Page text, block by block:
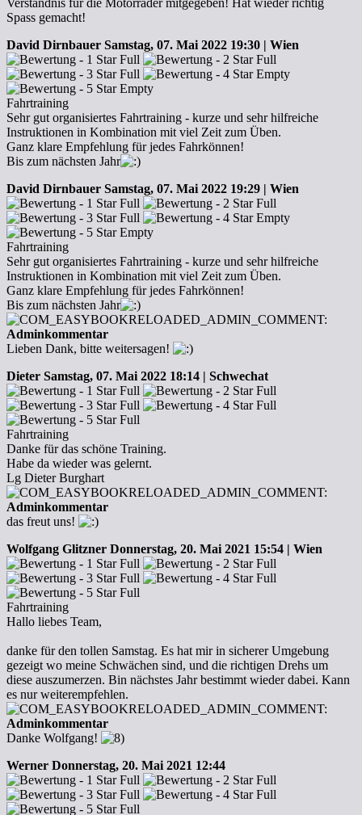
Spass gemacht!
David Dirnbauer Samstag, 07. Mai 2022 19:30 | Wien
Fahrtraining
Sehr gut organisiertes Fahrtraining - kurze und sehr hilfreiche
Instruktionen in Kombination mit viel Zeit zum Üben.
Ganz klare Empfehlung für jedes Fahrkönnen!
Bis zum nächsten Jahr
David Dirnbauer Samstag, 07. Mai 2022 19:29 | Wien
Fahrtraining
Sehr gut organisiertes Fahrtraining - kurze und sehr hilfreiche
Instruktionen in Kombination mit viel Zeit zum Üben.
Ganz klare Empfehlung für jedes Fahrkönnen!
Bis zum nächsten Jahr
Adminkommentar
Lieben Dank, bitte weitersagen!
Dieter Samstag, 07. Mai 2022 18:14 | Schwechat
Fahrtraining
Danke für das schöne Training.
Habe da wieder was gelernt.
Lg Dieter Burghart
Adminkommentar
das freut uns!
Wolfgang Glitzner Donnerstag, 20. Mai 2021 15:54 | Wien
Fahrtraining
Hallo liebes Team,
danke für den tollen Samstag. Es hat mir in sicherer Umgebung
gezeigt wo meine Schwächen sind, und die richtigen Drehs um
diese auszumerzen. Bin nächstes Jahr bestimmt wieder dabei. Kann
es nur weiterempfehlen.
Adminkommentar
Danke Wolfgang!
Werner Donnerstag, 20. Mai 2021 12:44